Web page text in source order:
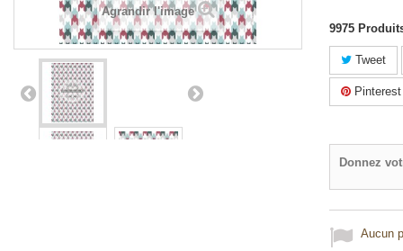
Agrandir l'image
9975
Tweet
Pinterest
Donnez
Aucun